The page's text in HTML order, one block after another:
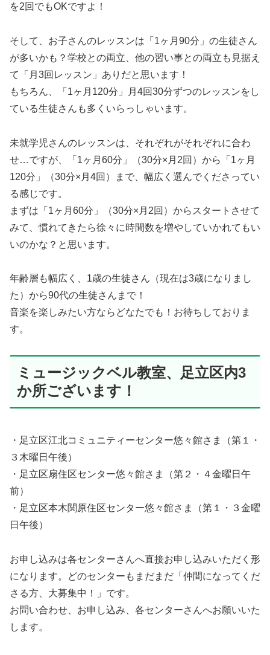
を2回でもOKですよ！
そして、お子さんのレッスンは「1ヶ月90分」の生徒さん
が多いかも？学校との両立、他の習い事との両立も見据え
て「月3回レッスン」ありだと思います！
もちろん、「1ヶ月120分」月4回30分ずつのレッスンをし
ている生徒さんも多くいらっしゃいます。
未就学児さんのレッスンは、それぞれがそれぞれに合わ
せ…ですが、「1ヶ月60分」（30分×月2回）から「1ヶ月
120分」（30分×月4回）まで、幅広く選んでくださってい
る感じです。
まずは「1ヶ月60分」（30分×月2回）からスタートさせて
みて、慣れてきたら徐々に時間数を増やしていかれてもい
いのかな？と思います。
年齢層も幅広く、1歳の生徒さん（現在は3歳になりまし
た）から90代の生徒さんまで！
音楽を楽しみたい方ならどなたでも！お待ちしておりま
す。
ミュージックベル教室、足立区内3
か所ございます！
・足立区江北コミュニティーセンター悠々館さま（第１・
３木曜日午後）
・足立区扇住区センター悠々館さま（第２・４金曜日午
前）
・足立区本木関原住区センター悠々館さま（第１・３金曜
日午後）
お申し込みは各センターさんへ直接お申し込みいただく形
になります。どのセンターもまだまだ「仲間になってくだ
さる方、大募集中！」です。
お問い合わせ、お申し込み、各センターさんへお願いいた
します。